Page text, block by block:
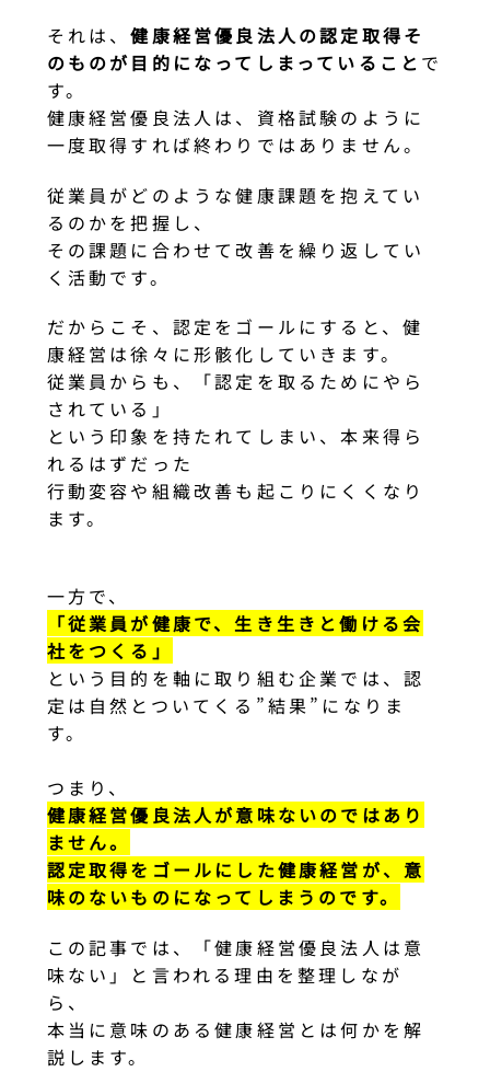
それは、健康経営優良法人の認定取得そ
のものが目的になってしまっていること で
す。
健康経営優良法人は、資格試験のように
一度取得すれば終わりではありません。
従業員がどのような健康課題を抱えてい
るのかを把握し、
その課題に合わせて改善を繰り返してい
く活動です。
だからこそ、認定をゴールにすると、健
康経営は徐々に形骸化していきます。
従業員からも、「認定を取るためにやら
されている」
という印象を持たれてしまい、本来得ら
れるはずだった
行動変容や組織改善も起こりにくくなり
ます。
一方で、
「従業員が健康で、生き生きと働ける会
社をつくる」
という目的を軸に取り組む企業では、認
定は自然とついてくる”結果”になりま
す。
つまり、
健康経営優良法人が意味ないのではあり
ません。
認定取得をゴールにした健康経営が、意
味のないものになってしまうのです。
この記事では、「健康経営優良法人は意
味ない」と言われる理由を整理しなが
ら、
本当に意味のある健康経営とは何かを解
説します。